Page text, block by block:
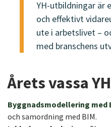
YH-utbildningar är
och effektivt
ute i arbetslivet –
med branschens
Årets vassa
Byggnadsmodellering med
och samordning med BIM.